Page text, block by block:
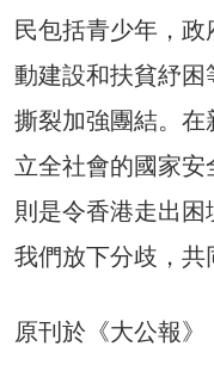
民包括青少年，
動建設和扶貧紓
撕裂加強團結。
立全社會的國家
則是令香港走出
我們放下分歧，共
原刊於《大公報》